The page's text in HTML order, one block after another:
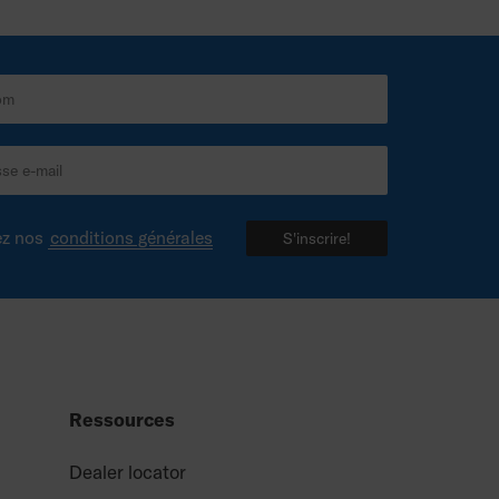
nos conditions générales S'inscrire!
Ressources
Dealer locator